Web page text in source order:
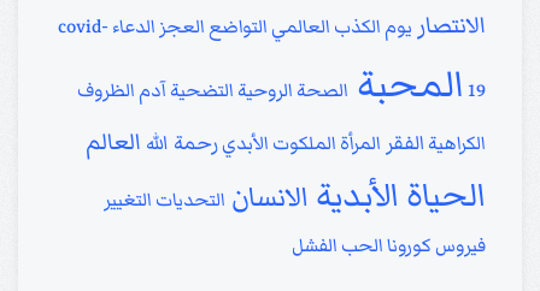
الانتصار يوم الكذب العالمي التواضع العجز الدعاء covid-
19 المحبة الصحة الروحية التضحيةآدم الظروف
الكراهية الفقر المرأة الملكوت الأبديرحمة الله العالم
الحياة الأبدية الانسان التحديات التغيير
فيروس كوروناالحب الفشل